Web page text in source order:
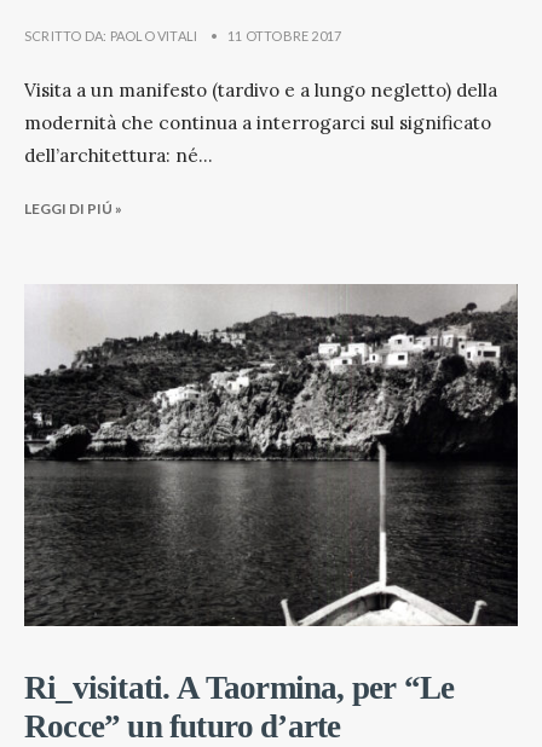
SCRITTO DA: PAOLO VITALI • 11 OTTOBRE 2017
Visita a un manifesto (tardivo e a lungo negletto) della
modernità che continua a interrogarci sul significato
dell’architettura: né...
LEGGI DI PIÚ »
Ri_visitati. A Taormina, per “Le
Rocce” un futuro d’arte